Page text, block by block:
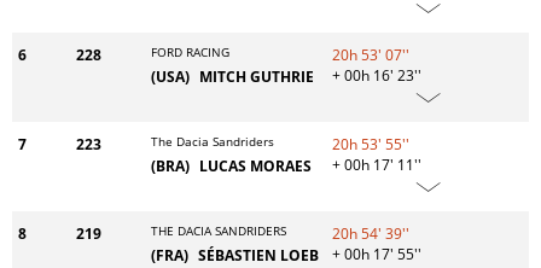
6 228 FORD RACING
(USA) MITCH GUTHRIE
20h 53' 07''
+ 00h 16' 23''
7 223 The Dacia Sandriders
(BRA) LUCAS MORAES
20h 53' 55''
+ 00h 17' 11''
8 219 THE DACIA SANDRIDERS
(FRA) SÉBASTIEN LOEB
20h 54' 39''
+ 00h 17' 55''